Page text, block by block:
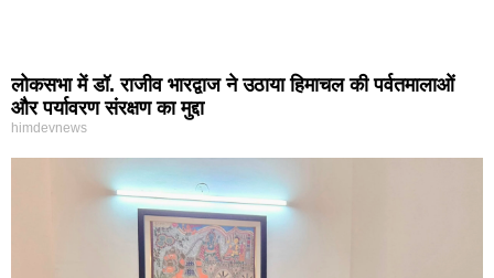
लोकसभा में डॉ. राजीव भारद्वाज ने उठाया हिमाचल की पर्वतमालाओं
और पर्यावरण संरक्षण का मुद्दा
himdevnews